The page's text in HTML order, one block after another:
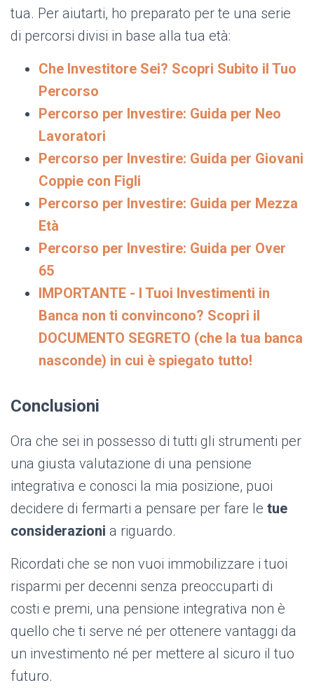
tua. Per aiutarti, ho preparato per te una serie
di percorsi divisi in base alla tua età:
Che Investitore Sei? Scopri Subito il Tuo
Percorso
Percorso per Investire: Guida per Neo
Lavoratori
Percorso per Investire: Guida per Giovani
Coppie con Figli
Percorso per Investire: Guida per Mezza
Età
Percorso per Investire: Guida per Over
65
IMPORTANTE - I Tuoi Investimenti in
Banca non ti convincono? Scopri il
DOCUMENTO SEGRETO (che la tua banca
nasconde) in cui è spiegato tutto!
Conclusioni
Ora che sei in possesso di tutti gli strumenti per
una giusta valutazione di una pensione
integrativa e conosci la mia posizione, puoi
decidere di fermarti a pensare per fare le tue
considerazioni a riguardo.
Ricordati che se non vuoi immobilizzare i tuoi
risparmi per decenni senza preoccuparti di
costi e premi, una pensione integrativa non è
quello che ti serve né per ottenere vantaggi da
un investimento né per mettere al sicuro il tuo
futuro.